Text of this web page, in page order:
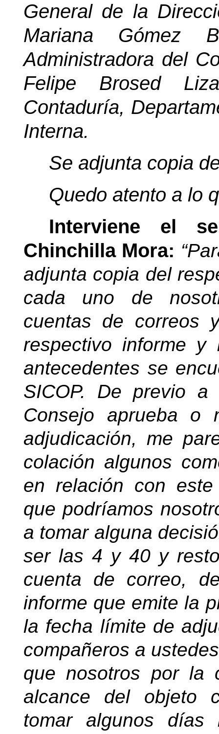
General de la
Mariana Gómez
Administradora del
Felipe Brosed
Contaduría,
Interna.
Se adjunta copia
Quedo atento a lo
Interviene el
Chinchilla Mora:
adjunta copia del
cada uno de
cuentas de correos
respectivo informe
antecedentes se
SICOP. De previo
Consejo aprueba
adjudicación, me
colación algunos
en relación con
que podríamos
a tomar alguna
ser las 4 y 40 y
cuenta de correo,
informe que emite la
la fecha límite de
compañeros a
que nosotros por la
alcance del objeto
tomar algunos